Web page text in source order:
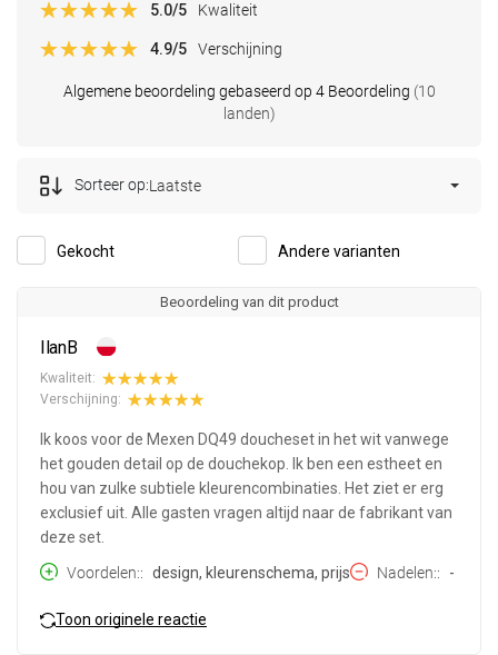
Algemene beoordeling gebaseerd op 4 Beoordeling (10
landen)
5.0/5 Kwaliteit
4.9/5 Verschijning
Gekocht Andere varianten
Sorteer op:Laatste
Beoordeling van dit product
IlanB
Kwaliteit:
Verschijning:
Ik koos voor de Mexen DQ49 doucheset in het wit vanwege
het gouden detail op de douchekop. Ik ben een estheet en
hou van zulke subtiele kleurencombinaties. Het ziet er erg
exclusief uit. Alle gasten vragen altijd naar de fabrikant van
deze set.
Voordelen:
design, kleurenschema, prijs Nadelen: -
Toon originele reactie